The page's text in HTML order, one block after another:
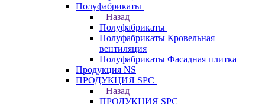
Полуфабрикаты
Назад
Полуфабрикаты
Полуфабрикаты Кровельная
вентиляция
Полуфабрикаты Фасадная плитка
Продукция NS
ПРОДУКЦИЯ SPC
Назад
ПРОДУКЦИЯ SPC